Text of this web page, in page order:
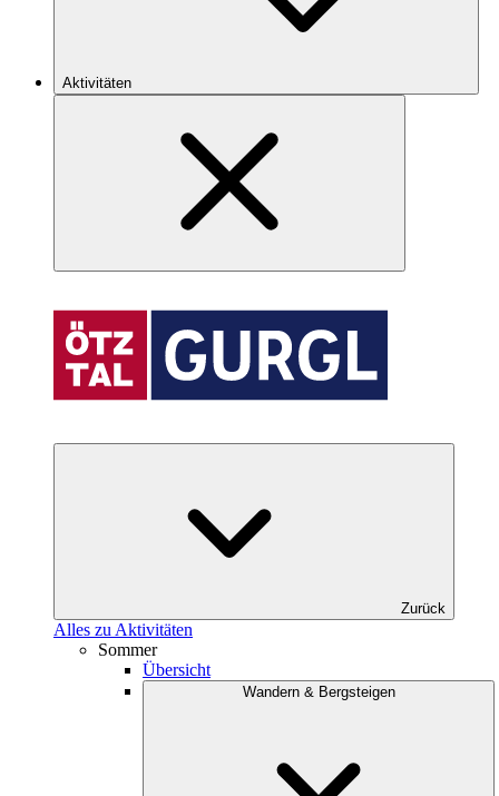
Aktivitäten
Zurück
Alles zu Aktivitäten
Sommer
Übersicht
Wandern & Bergsteigen